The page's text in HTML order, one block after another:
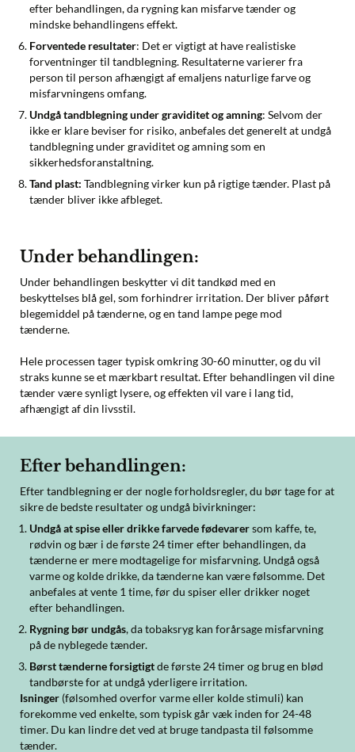
efter behandlingen, da rygning kan misfarve tænder og
mindske behandlingens effekt.
Forventede resultater: Det er vigtigt at have realistiske
forventninger til tandblegning. Resultaterne varierer fra
person til person afhængigt af emaljens naturlige farve og
misfarvningens omfang.
Undgå tandblegning under graviditet og amning: Selvom der
ikke er klare beviser for risiko, anbefales det generelt at undgå
tandblegning under graviditet og amning som en
sikkerhedsforanstaltning.
Tand plast: Tandblegning virker kun på rigtige tænder. Plast på
tænder bliver ikke afbleget.
Under behandlingen:
Under behandlingen beskytter vi dit tandkød med en
beskyttelses blå gel, som forhindrer irritation. Der bliver påført
blegemiddel på tænderne, og en tand lampe pege mod
tænderne.
Hele processen tager typisk omkring 30-60 minutter, og du vil
straks kunne se et mærkbart resultat. Efter behandlingen vil dine
tænder være synligt lysere, og effekten vil vare i lang tid,
afhængigt af din livsstil.
Efter behandlingen:
Efter tandblegning er der nogle forholdsregler, du bør tage for at
sikre de bedste resultater og undgå bivirkninger:
Undgå at spise eller drikke farvede fødevarersom kaffe, te,
rødvin og bær i de første 24 timer efter behandlingen, da
tænderne er mere modtagelige for misfarvning. Undgå også
varme og kolde drikke, da tænderne kan være følsomme. Det
anbefales at vente 1 time, før du spiser eller drikker noget
efter behandlingen.
Rygning bør undgås, da tobaksryg kan forårsage misfarvning
på de nyblegede tænder.
Børst tænderne forsigtigtde første 24 timer og brug en blød
tandbørste for at undgå yderligere irritation.
Isninger (følsomhed overfor varme eller kolde stimuli) kan
forekomme ved enkelte, som typisk går væk inden for 24-48
timer. Du kan lindre det ved at bruge tandpasta til følsomme
tænder.